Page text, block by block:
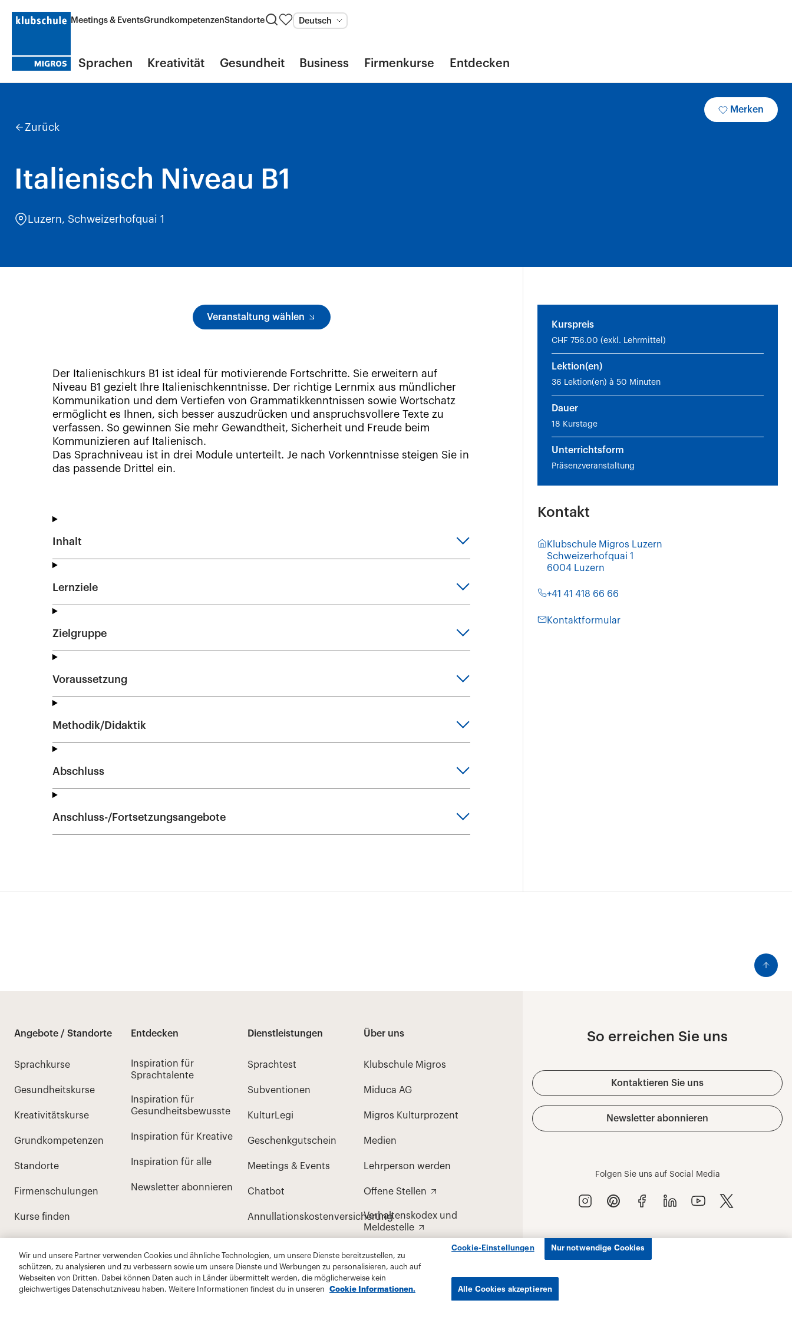
Wir und unsere Partner verwenden Cookies und ähnliche Technologien, um unsere Dienste bereitzustellen, zu
schützen, zu analysieren und zu verbessern sowie um unsere Dienste und Werbungen zu personalisieren, auch auf
Webseiten von Dritten. Dabei können Daten auch in Länder übermittelt werden, die möglicherweise kein
gleichwertiges Datenschutzniveau haben. Weitere Informationen findest du in unseren
Cookie Informationen.
Cookie-Einstellungen Nur notwendige Cookies
Alle Cookies akzeptieren